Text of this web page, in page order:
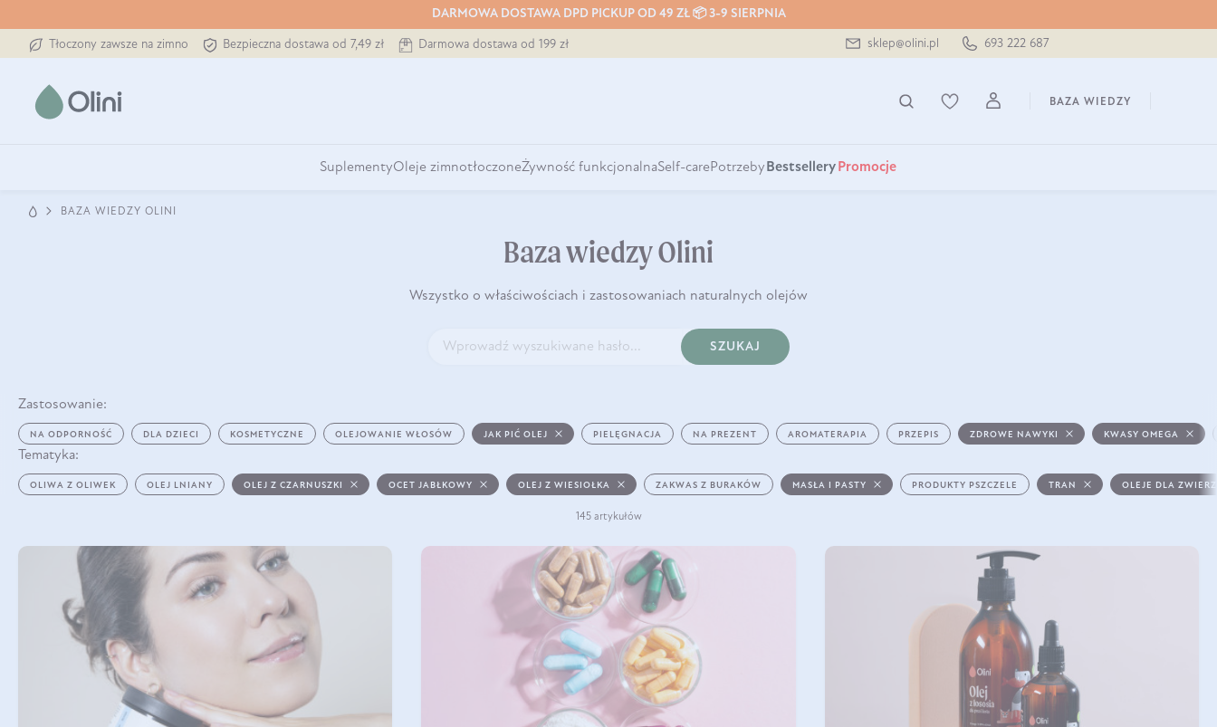
DARMOWA DOSTAWA DPD PICKUP OD 49 ZŁ 📦 3-9 SIERPNIA
Tłoczony zawsze na zimno Bezpieczna dostawa od 7,49 zł Darmowa dostawa od 199 zł sklep@olini.pl 693 222 687
BAZA WIEDZY
SuplementyOleje zimnotłoczoneŻywność funkcjonalnaSelf-carePotrzeby Bestsellery Promocje
BAZA WIEDZY OLINI
Baza wiedzy Olini
Wszystko o właściwościach i zastosowaniach naturalnych olejów
SZUKAJ
Zastosowanie:
NA ODPORNOŚĆ DLA DZIECI KOSMETYCZNE OLEJOWANIE WŁOSÓW JAK PIĆ OLEJ PIELĘGNACJA NA PREZENT AROMATERAPIA PRZEPIS ZDROWE NAWYKI KWASY OMEGA
Tematyka:
OLIWA Z OLIWEK OLEJ LNIANY OLEJ Z CZARNUSZKI OCET JABŁKOWY OLEJ Z WIESIOŁKA ZAKWAS Z BURAKÓW MASŁA I PASTY PRODUKTY PSZCZELE TRAN OLEJE DLA
145 artykułów